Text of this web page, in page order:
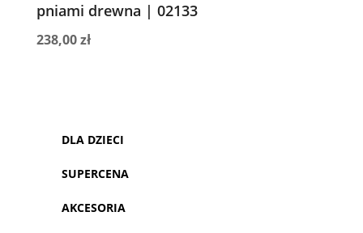
pniami drewna | 02133
238,00zł
DLA DZIECI
SUPERCENA
AKCESORIA